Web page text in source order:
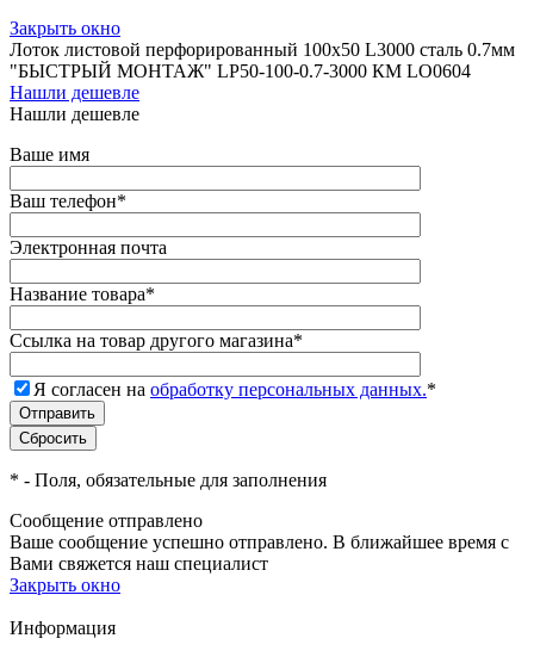
Закрыть окно
Лоток листовой перфорированный 100х50 L3000 сталь 0.7мм
"БЫСТРЫЙ МОНТАЖ" LP50-100-0.7-3000 КМ LO0604
Нашли дешевле
Нашли дешевле
Ваше имя
Ваш телефон*
Электронная почта
Название товара*
Ссылка на товар другого магазина*
Я согласен на обработку персональных данных.*
* - Поля, обязательные для заполнения
Сообщение отправлено
Ваше сообщение успешно отправлено. В ближайшее время с
Вами свяжется наш специалист
Закрыть окно
Информация